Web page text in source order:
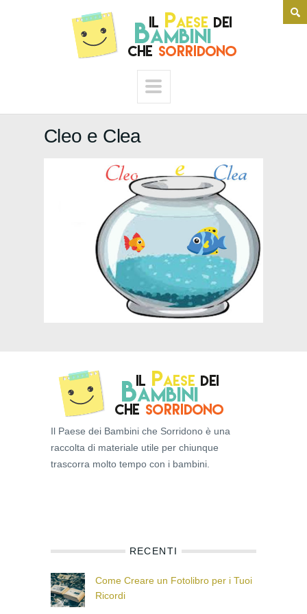
Cleo e Clea
Il Paese dei Bambini che Sorridono è una
raccolta di materiale utile per chiunque
trascorra molto tempo con i bambini.
RECENTI
Come Creare un Fotolibro per i Tuoi
Ricordi